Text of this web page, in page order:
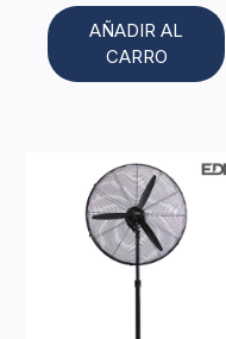
AÑADIR AL
CARRO